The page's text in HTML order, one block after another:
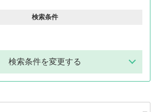
検索条件
検索条件を変更する